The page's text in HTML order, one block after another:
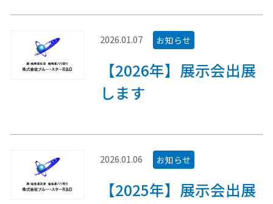
2026.01.07 お知らせ
【2026年】展示会出展
します
2026.01.06 お知らせ
【2025年】展示会出展